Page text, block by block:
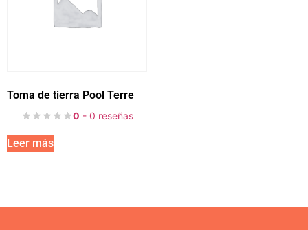
Toma de tierra Pool Terre
0 - 0 reseñas
Leer más